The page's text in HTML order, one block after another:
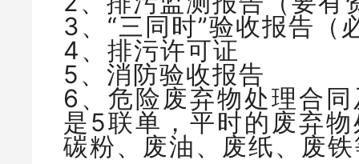
3、“三同时”验收报告（
4、排污许可证
5、消防验收报告
6、危险废弃物处理合
是5联单，平时的废弃
碳粉、废油、废纸、废